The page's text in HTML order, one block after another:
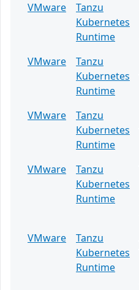
VMware
Tanzu
Kubernetes
Runtime
VMware
Tanzu
Kubernetes
Runtime
VMware
Tanzu
Kubernetes
Runtime
VMware
Tanzu
Kubernetes
Runtime
VMware
Tanzu
Kubernetes
Runtime